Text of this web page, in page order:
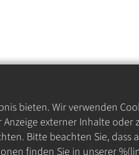
bieten. Wir verwenden
externer Inhalte
Bitte beachten Sie,
finden Sie in unserer